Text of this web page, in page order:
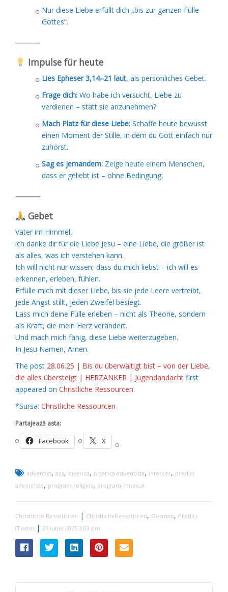
Nur diese Liebe erfüllt dich „bis zur ganzen Fülle
Gottes“.
⸻
Impulse für heute
Lies Epheser 3,14–21 laut, als persönliches Gebet.
Frage dich: Wo habe ich versucht, Liebe zu
verdienen – statt sie anzunehmen?
Mach Platz für diese Liebe: Schaffe heute bewusst
einen Moment der Stille, in dem du Gott einfach nur
zuhörst.
Sag es jemandem: Zeige heute einem Menschen,
dass er geliebt ist – ohne Bedingung.
⸻
Gebet
Vater im Himmel,
ich danke dir für die Liebe Jesu – eine Liebe, die größer ist
als alles, was ich verstehen kann.
Ich will nicht nur wissen, dass du mich liebst – ich will es
erkennen, erleben, fühlen.
Erfülle mich mit dieser Liebe, bis sie jede Leere vertreibt,
jede Angst stillt, jeden Zweifel besiegt.
Lass mich deine Fülle erleben – nicht als Theorie, sondern
als Kraft, die mein Herz verändert.
Und mach mich fähig, diese Liebe weiterzugeben.
In Jesu Namen, Amen.
The post 28.06.25 | Bis du überwältigt bist – von der Liebe,
die alles übersteigt | HERZANKER | Jugendandacht first
appeared on Christliche Ressourcen.
*Sursa: Christliche Ressourcen
Partajează asta:
Facebook X
adventist, azs, biserica, biserica adventista, intercer, predici
adventiste, program religios, program-muzical
Christliche Ressourcen | ChristlicheRessourcen, German, Predici
(Toate) | 27 iunie 2025 3:03 pm